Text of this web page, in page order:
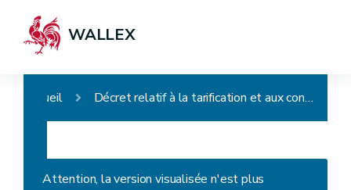
WALLEX
Accueil Décret relatif à la tarification et aux conditions générales de la distribution publique de l'eau en Wallonie
Attention, la version visualisée n'est plus